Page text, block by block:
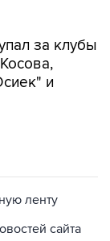
за клубы
и
ленту
сайта